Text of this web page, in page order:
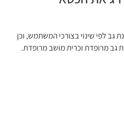
גב לפי שינוי בצורכי המשתמש, וכן
גב מרופדת וכרית מושב מרופדת.